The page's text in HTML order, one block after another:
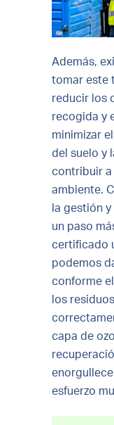
Además,
tomar este
reducir los
recogida y
minimizar
del suelo y
contribuir
ambiente.
la gestión
un paso
certificado
podemos
conforme
los
capa de
esfuerzo